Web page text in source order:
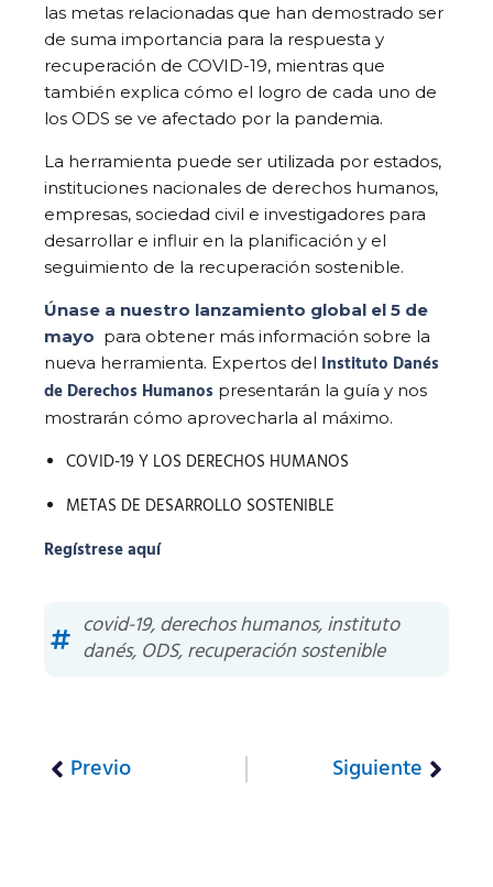
las metas relacionadas que han demostrado ser
de suma importancia para la respuesta y
recuperación de COVID-19, mientras que
también explica cómo el logro de cada uno de
los ODS se ve afectado por la pandemia.
La herramienta puede ser utilizada por estados,
instituciones nacionales de derechos humanos,
empresas, sociedad civil e investigadores para
desarrollar e influir en la planificación y el
seguimiento de la recuperación sostenible.
Únase a nuestro lanzamiento global el 5 de
mayo para obtener más información sobre la
nueva herramienta. Expertos del Instituto Danés
de Derechos Humanos presentarán la guía y nos
mostrarán cómo aprovecharla al máximo.
COVID-19 Y LOS DERECHOS HUMANOS
METAS DE DESARROLLO SOSTENIBLE
Regístrese aquí
covid-19,derechos humanos,instituto
danés, ODS,recuperación sostenible
Previo Siguiente